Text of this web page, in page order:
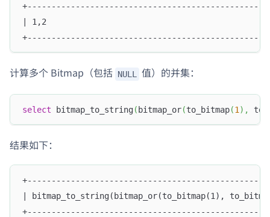
| 1,2
计算多个 Bitmap（包括 NULL 值）的并集：
select bitmap_to_string(bitmap_or(to_bitmap(1 ) ,
结果如下：
| bitmap_to_string(bitmap_or(to_bitmap(1),